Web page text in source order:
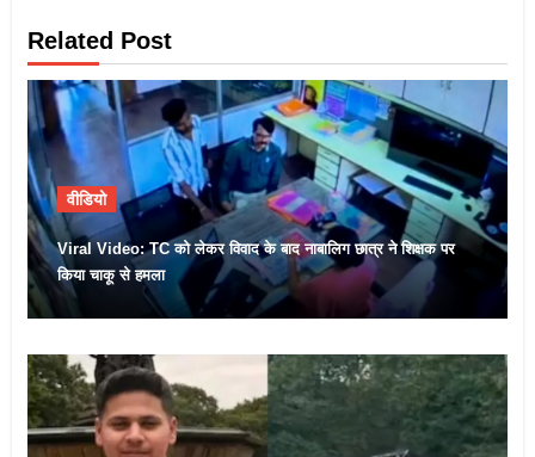
Related Post
वीडियो
Viral Video: TC को लेकर विवाद के बाद नाबालिग छात्र ने शिक्षक पर
किया चाकू से हमला